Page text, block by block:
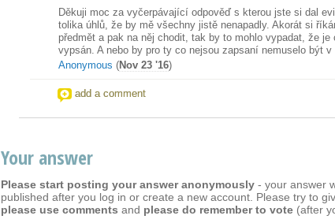
Děkuji moc za vyčerpávající odpověď s kterou jste si dal
tolika úhlů, že by mě všechny jistě nenapadly. Akorát si
předmět a pak na něj chodit, tak by to mohlo vypadat, že
vypsán. A nebo by pro ty co nejsou zapsaní nemuselo být
Anonymous (Nov 23 '16)
add a comment
Your answer
Please start posting your answer anonymously - your answer
published after you log in or create a new account. Please try to
please use comments and please do remember to vote (after